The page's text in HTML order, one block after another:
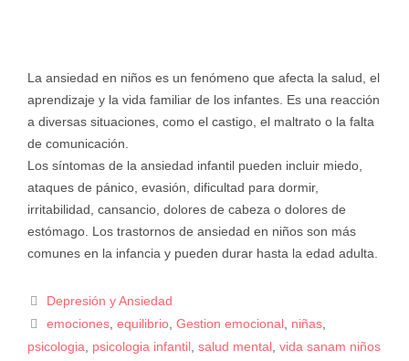
La ansiedad en niños es un fenómeno que afecta la salud, el
aprendizaje y la vida familiar de los infantes. Es una reacción
a diversas situaciones, como el castigo, el maltrato o la falta
de comunicación.
Los síntomas de la ansiedad infantil pueden incluir miedo,
ataques de pánico, evasión, dificultad para dormir,
irritabilidad, cansancio, dolores de cabeza o dolores de
estómago. Los trastornos de ansiedad en niños son más
comunes en la infancia y pueden durar hasta la edad adulta.
Depresión y Ansiedad
emociones ,equilibrio ,Gestion emocional niñas
psicologia
psicologia infantil salud mental vida sanam niños